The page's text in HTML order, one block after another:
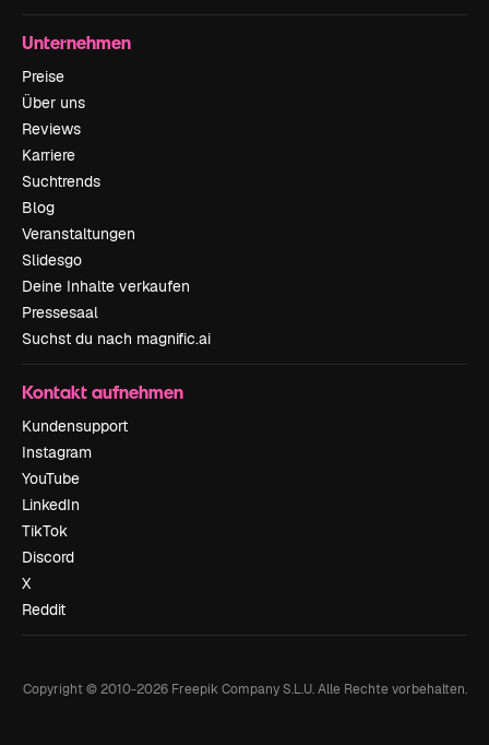
Unternehmen
Preise
Über uns
Reviews
Karriere
Suchtrends
Blog
Veranstaltungen
Slidesgo
Deine Inhalte verkaufen
Pressesaal
Suchst du nach magnific.ai
Kontakt aufnehmen
Kundensupport
Instagram
YouTube
LinkedIn
TikTok
Discord
X
Reddit
Copyright © 2010-2026Freepik Company S.L.U. Alle Rechte vorbehalten.